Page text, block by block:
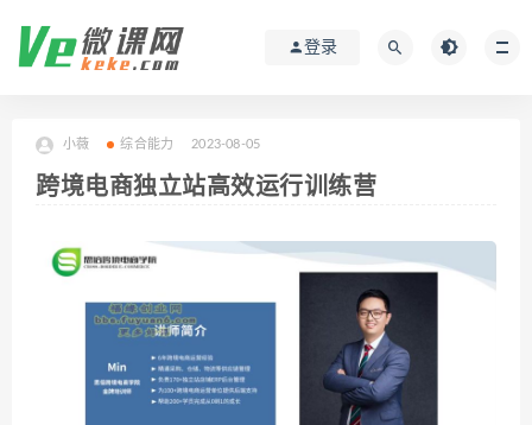
登录
小薇 综合能力 2023-08-05
跨境电商独立站高效运行训练营